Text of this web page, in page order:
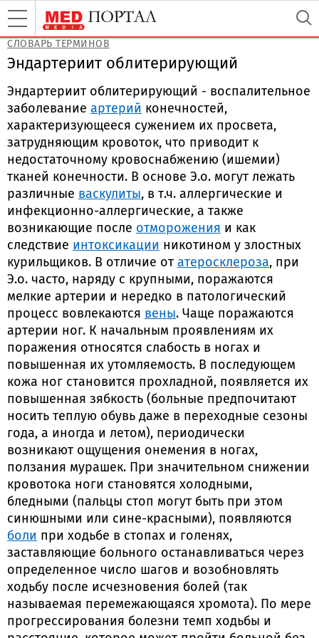
СЛОВАРЬ ТЕРМИНОВ
Эндартериит облитерирующий
Эндартериит облитерирующий - воспалительное
заболевание артерий конечностей,
характеризующееся сужением их просвета,
затрудняющим кровоток, что приводит к
недостаточному кровоснабжению (ишемии)
тканей конечности. В основе Э.о. могут лежать
различные васкулиты, в т.ч. аллергические и
инфекционно-аллергические, а также
возникающие после отморожения и как
следствие интоксикации никотином у злостных
курильщиков. В отличие от атеросклероза, при
Э.о. часто, наряду с крупными, поражаются
мелкие артерии и нередко в патологический
процесс вовлекаются вены. Чаще поражаются
артерии ног. К начальным проявлениям их
поражения относятся слабость в ногах и
повышенная их утомляемость. В последующем
кожа ног становится прохладной, появляется их
повышенная зябкость (больные предпочитают
носить теплую обувь даже в переходные сезоны
года, а иногда и летом), периодически
возникают ощущения онемения в ногах,
ползания мурашек. При значительном снижении
кровотока ноги становятся холодными,
бледными (пальцы стоп могут быть при этом
синюшными или сине-красными), появляются
боли при ходьбе в стопах и голенях,
заставляющие больного останавливаться через
определенное число шагов и возобновлять
ходьбу после исчезновения болей (так
называемая перемежающаяся хромота). По мере
прогрессирования болезни темп ходьбы и